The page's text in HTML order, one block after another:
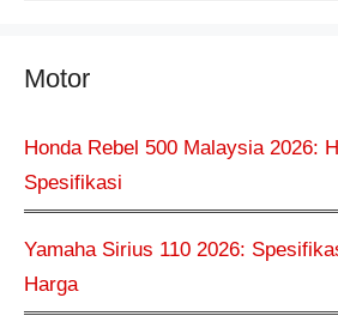
Motor
Honda Rebel 500 Malaysia 2026:
Spesifikasi
Yamaha Sirius 110 2026:
Harga